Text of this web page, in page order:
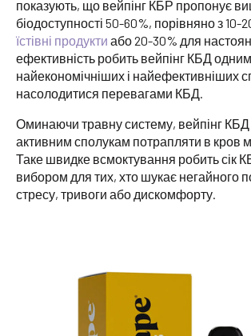
показують, що вейпінг КБР пропонує
біодоступності 50-60%, порівняно з
їстівні продукти або 20-30% для
ефективність робить вейпінг КБД
найекономічніших і найефективніших
насолодитися перевагами КБД.
Оминаючи травну систему, вейпінг
активним сполукам потрапляти в кров
Таке швидке всмоктування робить сік
вибором для тих, хто шукає негайного
стресу, тривоги або дискомфорту.